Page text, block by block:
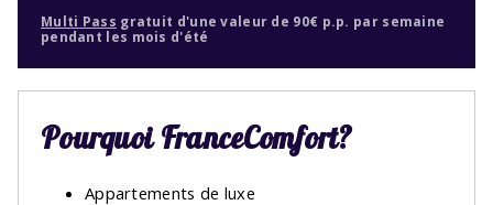
Multi Pass gratuit d'une valeur de 90€ p.p. par semaine
pendant les mois d'été
Pourquoi FranceComfort?
Appartements de luxe